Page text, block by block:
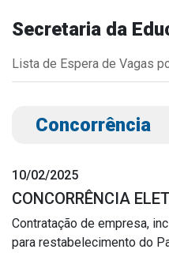
Downloads
Contato
Secretaria da
Lista de Espera de Vagas
Concorrência
10/02/2025
CONCORRÊNCIA
Contratação de empresa,
para restabelecimento do